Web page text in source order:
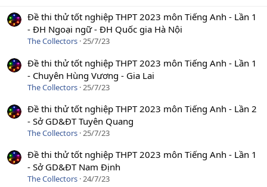
Đề thi thử tốt nghiệp THPT 2023 môn Tiếng Anh - Lần 1
- ĐH Ngoại ngữ - ĐH Quốc gia Hà Nội
The Collectors 25/7/23
Đề thi thử tốt nghiệp THPT 2023 môn Tiếng Anh - Lần 1
- Chuyên Hùng Vương - Gia Lai
The Collectors 25/7/23
Đề thi thử tốt nghiệp THPT 2023 môn Tiếng Anh - Lần 2
- Sở GD&ĐT Tuyên Quang
The Collectors 25/7/23
Đề thi thử tốt nghiệp THPT 2023 môn Tiếng Anh - Lần 1
- Sở GD&ĐT Nam Định
The Collectors 24/7/23